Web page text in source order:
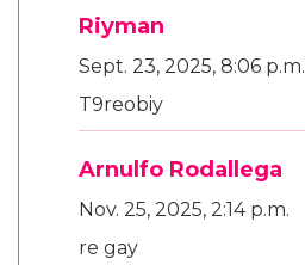
Riyman
Sept. 23, 2025, 8:06 p.m.
T9reobiy
Arnulfo Rodallega
Nov. 25, 2025, 2:14 p.m.
re gay